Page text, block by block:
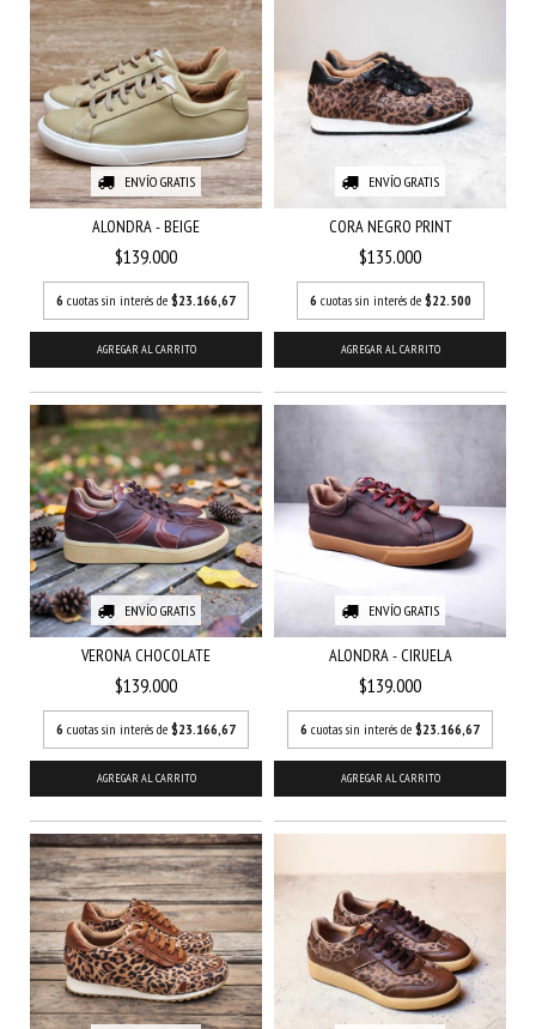
ENVÍO GRATIS
ALONDRA - BEIGE
$139.000
6 cuotas sin interés de $23.166,67
AGREGAR AL CARRITO
ENVÍO GRATIS
CORA NEGRO PRINT
$135.000
6 cuotas sin interés de $22.500
AGREGAR AL CARRITO
ENVÍO GRATIS
VERONA CHOCOLATE
$139.000
6 cuotas sin interés de $23.166,67
AGREGAR AL CARRITO
ENVÍO GRATIS
ALONDRA - CIRUELA
$139.000
6 cuotas sin interés de $23.166,67
AGREGAR AL CARRITO